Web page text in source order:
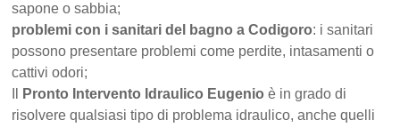
sapone o sabbia;
problemi con i sanitari del bagno a Codigoro: i sanitari
possono presentare problemi come perdite, intasamenti o
cattivi odori;
Pronto Intervento Idraulico Eugenio è in grado di
risolvere qualsiasi tipo di problema idraulico, anche quelli